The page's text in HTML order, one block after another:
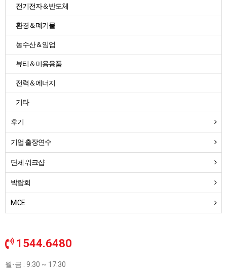
전기전자＆반도체
환경＆폐기물
농수산＆임업
뷰티＆미용용품
전력＆에너지
기타
후기
기업 출장연수
단체 워크샵
박람회
MICE
1544.6480
월-금 : 9:30 ~ 17:30